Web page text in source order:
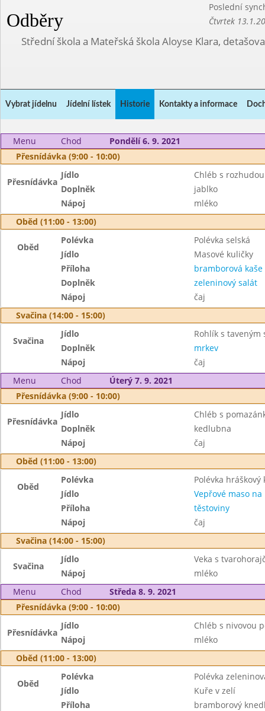
Odběry
Poslední
Čtvrtek
Střední škola a Mateřská škola Aloyse Klara,
Vybrat jídelnu Jídelní lístek Historie Kontakty a informace
Menu Chod
Pondělí 6. 9. 2021
Přesnídávka (9:00 - 10:00)
Přesnídávka
Jídlo
Chléb s rozhudou
Doplněk
jablko
Nápoj
mléko
Oběd (11:00 - 13:00)
Oběd
Polévka
Polévka selská
Jídlo
Masové kuličky
Příloha
bramborová kaše
Doplněk
zeleninový salát
Nápoj
čaj
Svačina (14:00 - 15:00)
Svačina
Jídlo
Rohlík s taveným
Doplněk
mrkev
Nápoj
čaj
Menu
Chod
Úterý 7. 9. 2021
Přesnídávka (9:00 - 10:00)
Přesnídávka
Jídlo
Chléb s
Doplněk
kedlubna
Nápoj
čaj
Oběd (11:00 - 13:00)
Oběd
Polévka
Polévka hráškový
Jídlo
Vepřové maso
Příloha
těstoviny
Nápoj
čaj
Svačina (14:00 - 15:00)
Svačina
Jídlo
Veka s
Nápoj
mléko
Menu
Chod
Středa 8. 9. 2021
Přesnídávka (9:00 - 10:00)
Přesnídávka
Jídlo
Chléb s nivovou
Nápoj
mléko
Oběd (11:00 - 13:00)
Oběd
Polévka
Polévka
Jídlo
Kuře v zelí
Příloha
bramborový